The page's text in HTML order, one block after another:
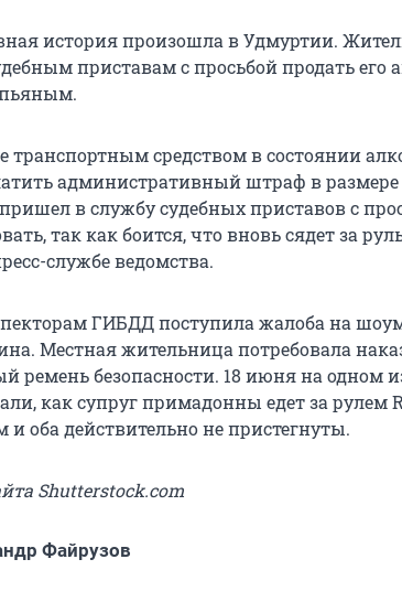
история произошла в Удмуртии.
приставам с просьбой продать его
пьяным.
транспортным средством в состоянии
административный штраф в размере
в службу судебных приставов с
так как боится, что вновь сядет за
службе ведомства.
ГИБДД поступила жалоба на
Местная жительница потребовала
ремень безопасности. 18 июня на одном
как супруг примадонны едет за рулем
оба действительно не пристегнуты.
Shutterstock.com
Файрузов